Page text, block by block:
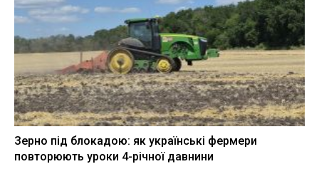
Зерно під блокадою: як українські фермери
повторюють уроки 4-річної давнини